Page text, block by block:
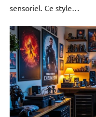
sensoriel. Ce style…